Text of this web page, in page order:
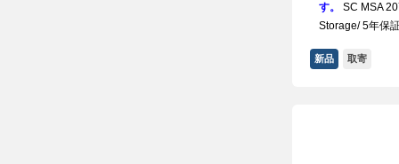
す。
SC MSA
Storage/ 5年保
新品 取寄